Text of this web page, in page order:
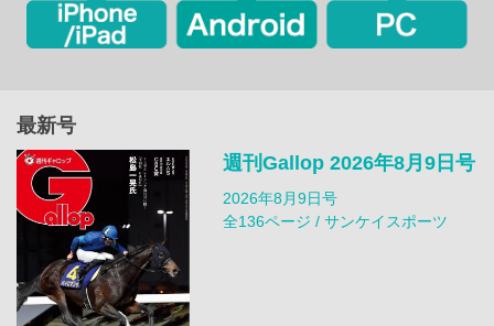
最新号
週刊Gallop 2026年8月9日号
2026年8月9日号
全136ページ / サンケイスポーツ